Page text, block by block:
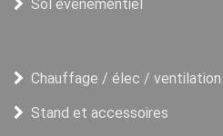
Sol événementiel
Chauffage / élec / ventilation
Stand et accessoires